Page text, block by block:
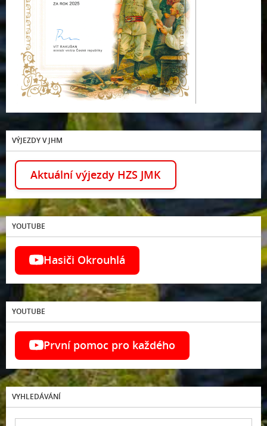
VÝJEZDY V JHM
Aktuální výjezdy HZS JMK
YOUTUBE
Hasiči Okrouhlá
YOUTUBE
První pomoc pro každého
VYHLEDÁVÁNÍ